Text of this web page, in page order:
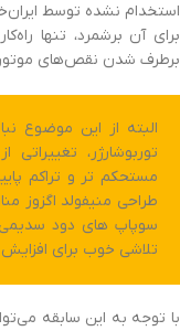
استخدام نشده توسط
برای آن برشمرد، تنها
برطرف شدن نقص‌های
البته از این موضوع
توربوشارژر،
مستحکم تر و تراکم
طراحی منیفولد اگزوز
سوپاپ های دود سدیمی
تلاشی خوب برای
با توجه به این سابقه